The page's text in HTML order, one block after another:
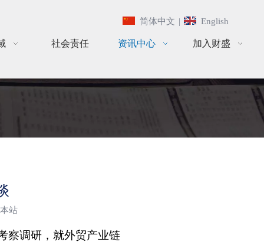
简体中文 | English
社会责任 资讯中心 加入财盛
本站
察调研，就外贸产业链